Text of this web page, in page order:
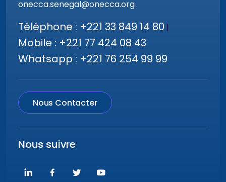
onecca.senegal@onecca.org
Téléphone : +221 33 849 14 80 |
Mobile : +221 77 424 08 43
Whatsapp : +221 76 254 99 99
Nous Contacter
Nous suivre